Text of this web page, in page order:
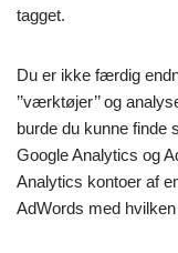
tagget.
Du er ikke færdig
’’værktøjer’’ og
burde du kunne finde
Google Analytics og
Analytics kontoer af
AdWords med